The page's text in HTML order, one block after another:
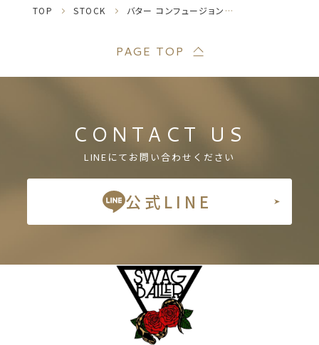
TOP STOCK バター コンフュージョン hetクラウン♀
CONTACT US
LINEにてお問い合わせください
公式LINE
PAGE TOP